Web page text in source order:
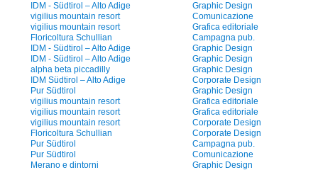
IDM - Südtirol – Alto Adige
Graphic Design
vigilius mountain resort
Comunicazione
vigilius mountain resort
Grafica editoriale
Floricoltura Schullian
Campagna pub.
IDM - Südtirol – Alto Adige
Graphic Design
IDM - Südtirol – Alto Adige
Graphic Design
alpha beta piccadilly
Graphic Design
IDM Südtirol – Alto Adige
Corporate Design
Pur Südtirol
Graphic Design
vigilius mountain resort
Grafica editoriale
vigilius mountain resort
Grafica editoriale
vigilius mountain resort
Corporate Design
Floricoltura Schullian
Corporate Design
Pur Südtirol
Campagna pub.
Pur Südtirol
Comunicazione
Merano e dintorni
Graphic Design